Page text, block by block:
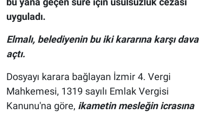
uyguladı.
Elmalı, belediyenin bu iki kararına karşı dava
açtı.
Dosyayı karara bağlayan İzmir 4. Vergi
Mahkemesi, 1319 sayılı Emlak Vergisi
Kanunu'na göre, ikametin mesleğin icrasına